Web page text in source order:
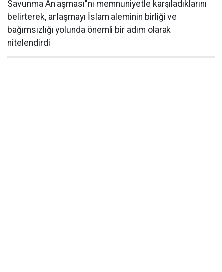
Savunma Anlaşması"nı memnuniyetle karşıladıklarını
belirterek, anlaşmayı İslam aleminin birliği ve
bağımsızlığı yolunda önemli bir adım olarak
nitelendirdi